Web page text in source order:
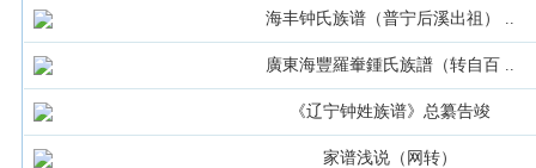
海丰钟氏族谱（普宁后溪出祖） ..
廣東海豐羅輋鍾氏族譜（转自百 ..
《辽宁钟姓族谱》总纂告竣
家谱浅说（网转）